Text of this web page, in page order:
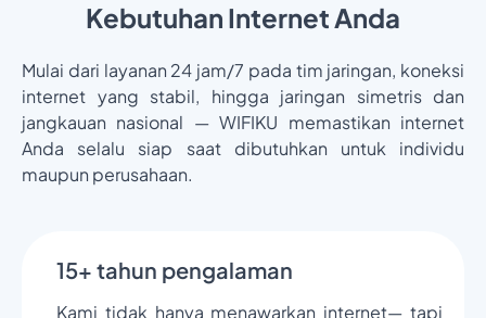
Kebutuhan Internet Anda
Mulai dari layanan 24 jam/7 pada tim jaringan, koneksi
internet yang stabil, hingga jaringan simetris dan
jangkauan nasional — WIFIKU memastikan internet
Anda selalu siap saat dibutuhkan untuk individu
maupun perusahaan.
15+ tahun pengalaman
Kami tidak hanya menawarkan internet— tapi